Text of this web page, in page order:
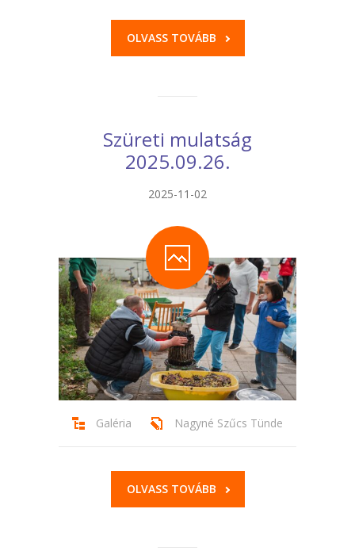
OLVASS TOVÁBB
Szüreti mulatság
2025.09.26.
2025-11-02
Galéria Nagyné Szűcs Tünde
OLVASS TOVÁBB